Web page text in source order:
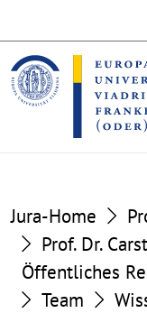
the
content
section
the
footer
section
Jura-Home
Prof. Dr.
Öffentliches
Team